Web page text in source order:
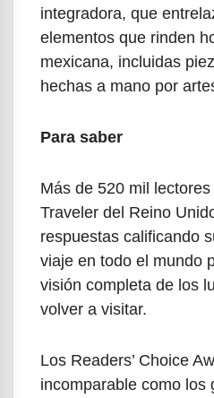
integradora, que
elementos que rinden
mexicana, incluidas
hechas a mano por
Para saber
Más de 520 mil
Traveler del Reino
respuestas calificando
viaje en todo el mundo
visión completa de los
volver a visitar.
Los Readers’ Choice
incomparable como los